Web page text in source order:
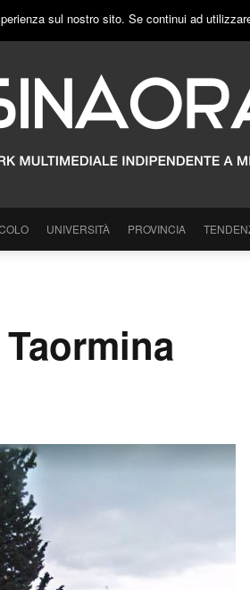
UNIVERSITÀ PROVINCIA
sul nostro sito. Se continui ad